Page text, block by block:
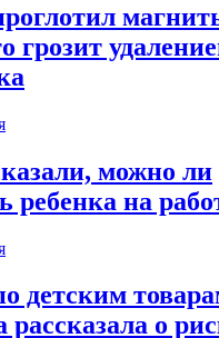
грозит
можно ли
ребенка на
детским
о